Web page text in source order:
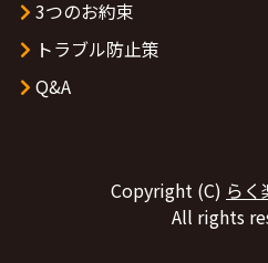
3つのお約束
トラブル防止策
Q&A
Copyright (C) ら
All rights